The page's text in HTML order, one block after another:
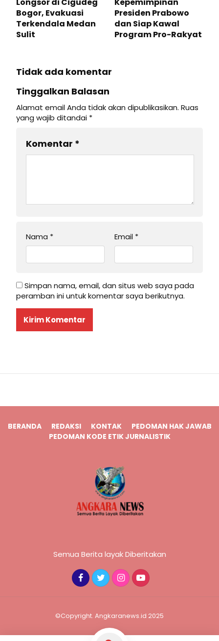
Longsor di Cigudeg
Bogor, Evakuasi
Terkendala Medan
Sulit
Kepemimpinan
Presiden Prabowo
dan Siap Kawal
Program Pro-Rakyat
Tidak ada komentar
Tinggalkan Balasan
Alamat email Anda tidak akan dipublikasikan. Ruas
yang wajib ditandai *
Komentar *
Nama * Email *
Simpan nama, email, dan situs web saya pada
peramban ini untuk komentar saya berikutnya.
BERANDA REDAKSI KONTAK
PEDOMAN HAK JAWAB
PEDOMAN KODE ETIK JURNALISTIK
Semua Berita layak Diberitakan
©Copyright. Angkaranews.id 2025